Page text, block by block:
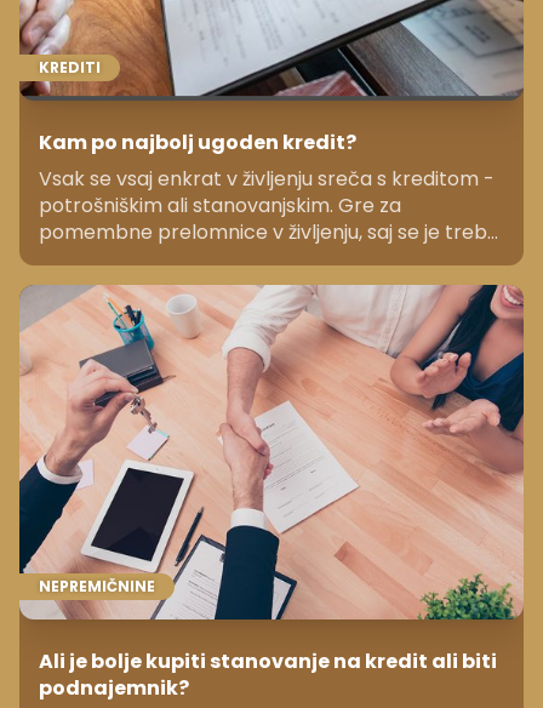
KREDITI
Kam po najbolj ugoden kredit?
Vsak se vsaj enkrat v življenju sreča s kreditom -
potrošniškim ali stanovanjskim. Gre za
pomembne prelomnice v življenju, saj se je treba
odločiti in izpogajati za najugodnejše posojilo.
NEPREMIČNINE
Ali je bolje kupiti stanovanje na kredit ali biti
podnajemnik?